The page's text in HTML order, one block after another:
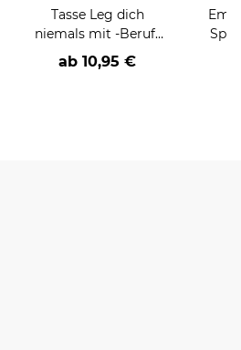
Tasse Leg dich
niemals mit -Beruf-
an
ab 10,95 €